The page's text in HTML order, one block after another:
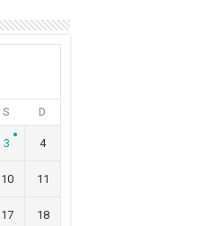
S D
3 4
10 11
17 18